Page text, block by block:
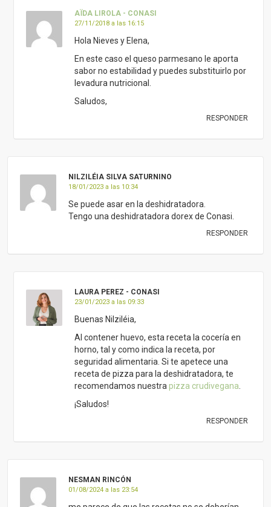
AÏDA LIROLA - CONASI
27/11/2018 a las 16:15
Hola Nieves y Elena,
En este caso el queso parmesano le aporta
sabor no estabilidad y puedes substituirlo por
levadura nutricional.
Saludos,
RESPONDER
NILZILÉIA SILVA SATURNINO
18/01/2023 a las 10:34
Se puede asar en la deshidratadora.
Tengo una deshidratadora dorex de Conasi.
RESPONDER
LAURA PEREZ - CONASI
23/01/2023 a las 09:33
Buenas Nilziléia,
Al contener huevo, esta receta la cocería en
horno, tal y como indica la receta, por
seguridad alimentaria. Si te apetece una
receta de pizza para la deshidratadora, te
recomendamos nuestra pizza crudivegana
¡Saludos!
RESPONDER
NESMAN RINCÓN
01/08/2024 a las 23:54